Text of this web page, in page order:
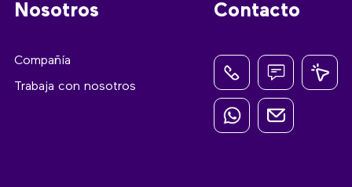
Nosotros
Compañía
Trabaja con nosotros
Contacto